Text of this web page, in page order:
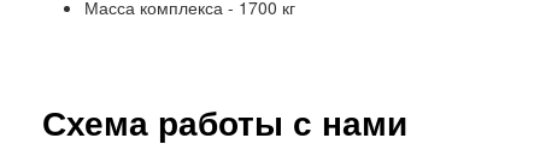
Масса комплекса - 1700 кг
Схема работы с нами